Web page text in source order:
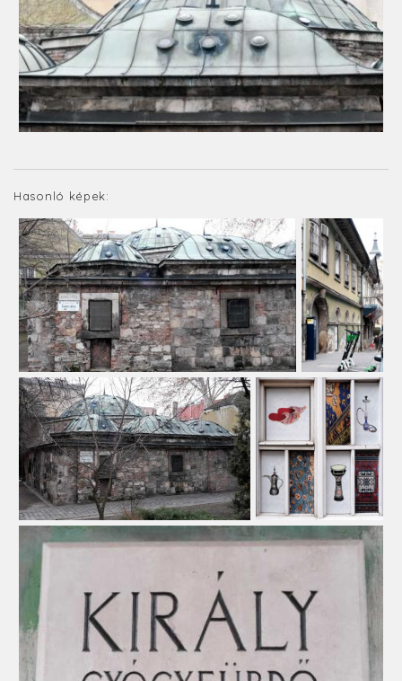
Hasonló képek: